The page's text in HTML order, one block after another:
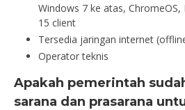
Windows 7 ke atas,
15 client
Tersedia jaringan internet
Operator teknis
Apakah pemerintah
sarana dan prasarana